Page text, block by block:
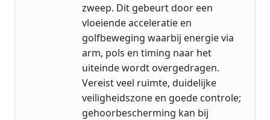
zweep. Dit gebeurt door een
vloeiende acceleratie en
golfbeweging waarbij energie via
arm, pols en timing naar het
uiteinde wordt overgedragen.
Vereist veel ruimte, duidelijke
veiligheidszone en goede controle;
gehoorbescherming kan bij